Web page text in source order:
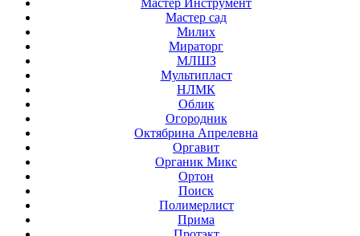
Мастер Инструмент
Мастер сад
Милих
Мираторг
МЛШЗ
Мультипласт
НЛМК
Облик
Огородник
Октябрина Апрелевна
Оргавит
Органик Микс
Ортон
Поиск
Полимерлист
Прима